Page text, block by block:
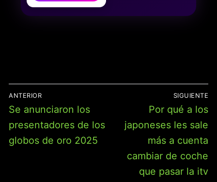
DIRECCIONES Y SONIDO,
JUGUETE ARTICULADO,
DE
ENTRADAS
ANTERIOR
Entrada
anterior:
Se anunciaron los
presentadores de los
globos de oro 2025
SIGUIENTE
Entrada
siguiente:
Por qué a los
japoneses les sale
más a cuenta
cambiar de coche
que pasar la itv